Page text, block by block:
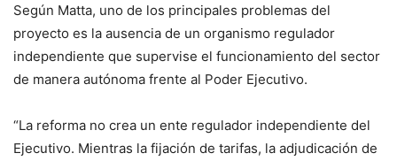
Según Matta, uno de los principales problemas del
proyecto es la ausencia de un organismo regulador
independiente que supervise el funcionamiento del sector
de manera autónoma frente al Poder Ejecutivo.
“La reforma no crea un ente regulador independiente del
Ejecutivo. Mientras la fijación de tarifas, la adjudicación de